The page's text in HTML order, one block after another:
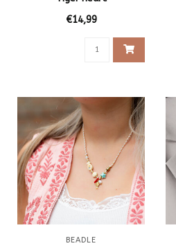
€14,99
BEADLE